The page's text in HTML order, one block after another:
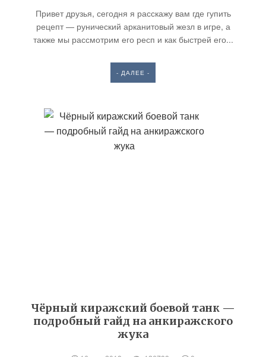
Привет друзья, сегодня я расскажу вам где гупить
рецепт — рунический арканитовый жезл в игре, а
также мы рассмотрим его респ и как быстрей его...
- ДАЛЕЕ -
Чёрный киражский боевой танк —
подробный гайд на анкиражского
жука